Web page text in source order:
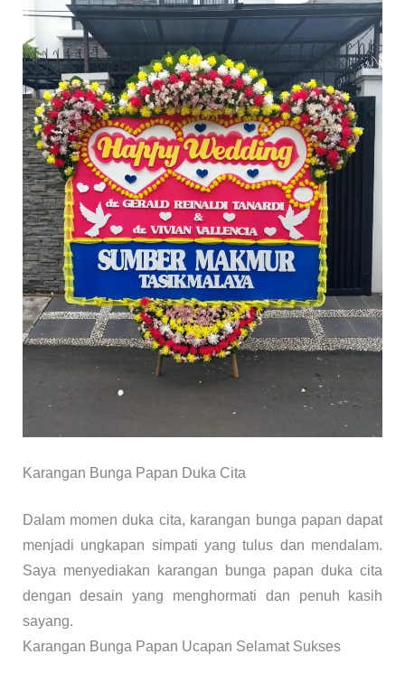
Karangan Bunga Papan Duka Cita
Dalam momen duka cita, karangan bunga papan dapat
menjadi ungkapan simpati yang tulus dan mendalam.
Saya menyediakan karangan bunga papan duka cita
dengan desain yang menghormati dan penuh kasih
sayang.
Karangan Bunga Papan Ucapan Selamat Sukses